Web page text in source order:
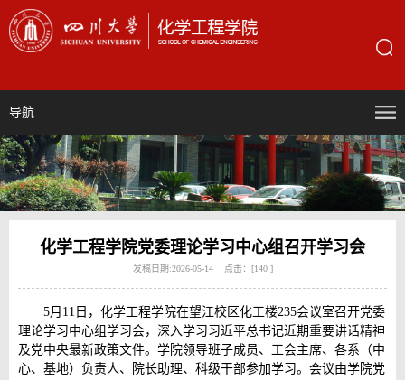
导航
化学工程学院党委理论学习中心组召开学习会
发稿日期:2026-05-14 点击：[140 ]
5月11日，化学工程学院在望江校区化工楼235会议室召开党委
理论学习中心组学习会，深入学习习近平总书记近期重要讲话精神
及党中央最新政策文件。学院领导班子成员、工会主席、各系（中
心、基地）负责人、院长助理、科级干部参加学习。会议由学院党